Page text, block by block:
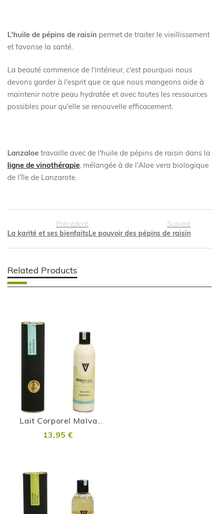
L'huile de pépins de raisin permet de traiter le vieillissement
et favorise la santé.
La beauté commence de l'intérieur, c'est pourquoi nous
devons garder à l'esprit que ce que nous mangeons aide à
maintenir notre peau hydratée et avec toutes les ressources
possibles pour qu'elle se renouvelle efficacement.
Lanzaloe travaille avec de l'huile de pépins de raisin dans la
ligne de vinothérapie, mélangée à de l'Aloe vera biologique
de l'île de Lanzarote.
Précédent
La karité et ses bienfaits
Suivant
Le pouvoir des pépins de raisin
Related Products
Lait Corporel Malvasia Volcanica
13,95 €